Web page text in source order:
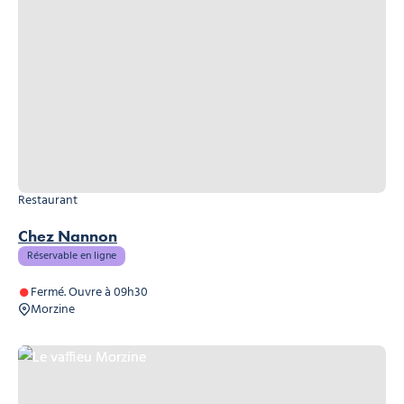
Chez Nannon
Restaurant
Réservable en ligne
Fermé. Ouvre à 09h30
Morzine
Le vaffieu Morzine, © OT Morzine
Le vaffieu Morzine, © OT Morzine